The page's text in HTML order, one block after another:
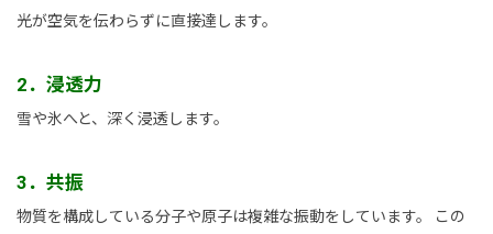
光が空気を伝わらずに直接達します。
2．浸透力
雪や氷へと、深く浸透します。
3．共振
物質を構成している分子や原子は複雑な振動をしています。 この